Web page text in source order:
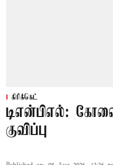
கிரிக்கெட்
டிஎன்பிஎல்:
குவிப்பு